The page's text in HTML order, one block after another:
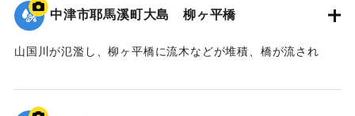
中津市耶馬溪町大島 柳ヶ平橋
山国川が氾濫し、柳ヶ平橋に流木などが堆積、橋が流され
｜固有コード: